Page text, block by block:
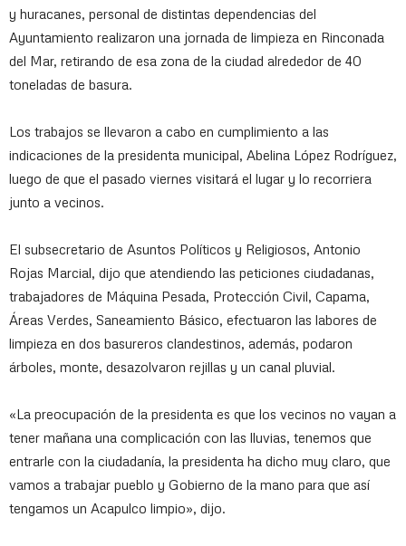
y huracanes, personal de distintas dependencias del
Ayuntamiento realizaron una jornada de limpieza en Rinconada
del Mar, retirando de esa zona de la ciudad alrededor de 40
toneladas de basura.
Los trabajos se llevaron a cabo en cumplimiento a las
indicaciones de la presidenta municipal, Abelina López Rodríguez,
luego de que el pasado viernes visitará el lugar y lo recorriera
junto a vecinos.
El subsecretario de Asuntos Políticos y Religiosos, Antonio
Rojas Marcial, dijo que atendiendo las peticiones ciudadanas,
trabajadores de Máquina Pesada, Protección Civil, Capama,
Áreas Verdes, Saneamiento Básico, efectuaron las labores de
limpieza en dos basureros clandestinos, además, podaron
árboles, monte, desazolvaron rejillas y un canal pluvial.
«La preocupación de la presidenta es que los vecinos no vayan a
tener mañana una complicación con las lluvias, tenemos que
entrarle con la ciudadanía, la presidenta ha dicho muy claro, que
vamos a trabajar pueblo y Gobierno de la mano para que así
tengamos un Acapulco limpio», dijo.